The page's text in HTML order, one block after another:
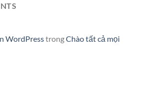
WordPresstrongChào tất cả mọi